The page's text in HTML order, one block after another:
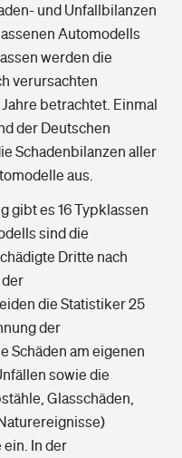
und Unfallbilanzen
Automodells
werden die
verursachten
betrachtet. Einmal
der Deutschen
Schadenbilanzen aller
aus.
gibt es 16 Typklassen
sind die
Dritte nach
die Statistiker 25
der
Schäden am eigenen
sowie die
Glasschäden,
In der